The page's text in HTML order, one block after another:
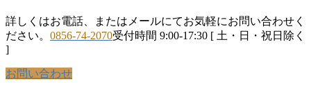
詳しくはお電話、またはメールにてお気軽にお問い合わせく
ださい。 0856-74-2070受付時間 9:00-17:30 [ 土・日・祝日除く
]
お問い合わせ